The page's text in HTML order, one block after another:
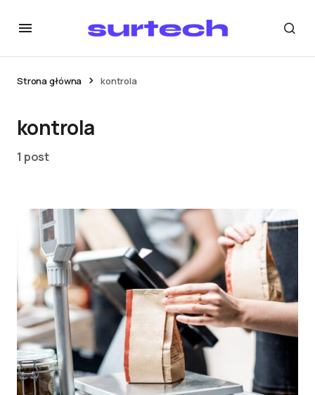
Strona główna kontrola
kontrola
1 post